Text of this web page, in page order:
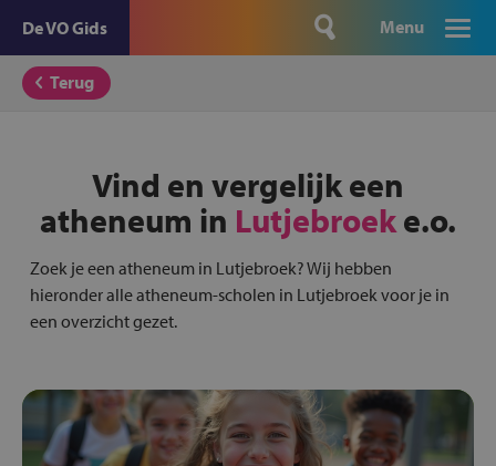
De VO Gids Menu
Terug
Vind en vergelijk een
atheneum in Lutjebroeke.o.
Zoek je een atheneum in Lutjebroek? Wij hebben
hieronder alle atheneum-scholen in Lutjebroek voor je in
een overzicht gezet.